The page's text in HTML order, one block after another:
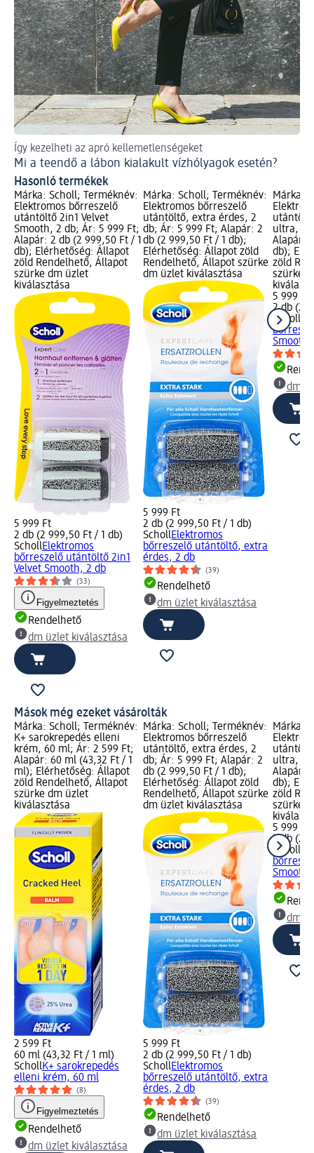
Így kezelheti az apró kellemetlenségeket
Mi a teendő a lábon kialakult vízhólyagok esetén?
Hasonló termékek
Márka: Scholl; Terméknév:
Elektromos bőrreszelő
utántöltő 2in1 Velvet
Smooth, 2 db; Ár: 5 999 Ft;
Alapár: 2 db (2 999,50 Ft / 1
db); Elérhetőség: Állapot
zöld Rendelhető, Állapot
szürke dm üzlet
kiválasztása
5 999 Ft
2 db (2 999,50 Ft / 1 db)
SchollElektromos
bőrreszelő utántöltő 2in1
Velvet Smooth, 2 db
(33)
Figyelmeztetés
Rendelhető
dm üzlet kiválasztása
Márka: Scholl; Terméknév:
Elektromos bőrreszelő
utántöltő, extra érdes, 2
db; Ár: 5 999 Ft; Alapár: 2
db (2 999,50 Ft / 1 db);
Elérhetőség: Állapot zöld
Rendelhető, Állapot szürke
dm üzlet kiválasztása
5 999 Ft
2 db (2 999,50 Ft / 1 db)
SchollElektromos
bőrreszelő utántöltő, extra
érdes, 2 db
(39)
Rendelhető
dm üzlet kiválasztása
Márka:
ultra, 2
Alapár:
db);
zöld
szürke
5 999 Ft
2 db (2
Scholl
dm
Mások még ezeket vásárolták
Márka: Scholl; Terméknév:
K+ sarokrepedés elleni
krém, 60 ml; Ár: 2 599 Ft;
Alapár: 60 ml (43,32 Ft / 1
ml); Elérhetőség: Állapot
zöld Rendelhető, Állapot
szürke dm üzlet
kiválasztása
2 599 Ft
60 ml (43,32 Ft / 1 ml)
SchollK+ sarokrepedés
elleni krém, 60 ml
(8)
Figyelmeztetés
Rendelhető
dm üzlet kiválasztása
Márka: Scholl; Terméknév:
Elektromos bőrreszelő
utántöltő, extra érdes, 2
db; Ár: 5 999 Ft; Alapár: 2
db (2 999,50 Ft / 1 db);
Elérhetőség: Állapot zöld
Rendelhető, Állapot szürke
dm üzlet kiválasztása
5 999 Ft
2 db (2 999,50 Ft / 1 db)
SchollElektromos
bőrreszelő utántöltő, extra
érdes, 2 db
(39)
Rendelhető
dm üzlet kiválasztása
Márka:
ultra, 2
Alapár:
db);
zöld
szürke
5 999 Ft
2 db (2
Scholl
dm